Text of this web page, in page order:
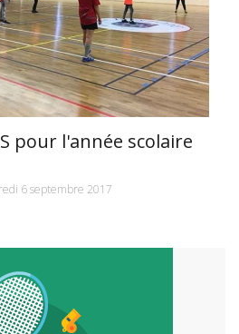
pour l'année scolaire
6 septembre 2017